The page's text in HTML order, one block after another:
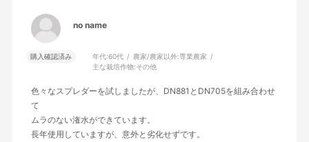
no name
購入確認済み 年代:60代 農家/農家以外:専業農家
主な栽培作物:その他
色々なスプレダーを試しましたが、DN881とDN705を組み合わせ
て
ムラのない潅水ができています。
長年使用していますが、意外と劣化せずです。